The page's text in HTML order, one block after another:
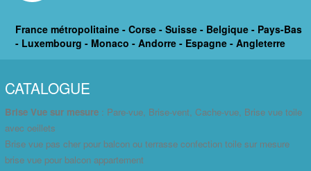
France métropolitaine - Corse - Suisse - Belgique - Pays-Bas
- Luxembourg - Monaco - Andorre - Espagne - Angleterre
CATALOGUE
Brise Vue sur mesure: Pare-vue, Brise-vent, Cache-vue, Brise vue toile
avec oeillets
Brise vue pas cher pour balcon ou terrasse confection toile sur mesure
brise vue pour balcon appartement